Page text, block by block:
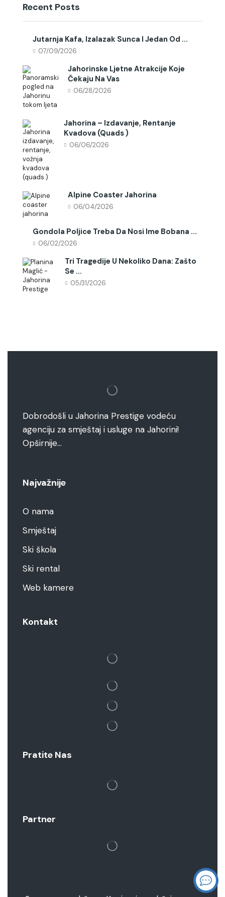
Recent Posts
Jutarnja Kafa, Izalazak Sunca I Jedan Od ...
07/09/2026
Jahorinske Ljetne Atrakcije Koje
Čekaju Na Vas
06/28/2026
Jahorina – Izdavanje, Rentanje
Kvadova (quads )
06/06/2026
Alpine Coaster Jahorina
06/04/2026
Gondola Poljice Treba Da Nosi Ime Bobana ...
06/02/2026
Tri Tragedije U Nekoliko Dana: Zašto
Se ...
05/31/2026
Dobrodošli u Jahorina Prestige vodeću
agenciju za smještaj i usluge na Jahorini!
Opširnije…
Najvažnije
O nama
Smještaj
Ski škola
Ski rental
Web kamere
Kontakt
Pratite Nas
Partner